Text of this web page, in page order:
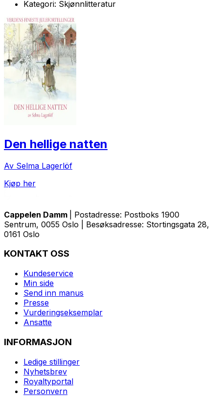
Kategori: Skjønnlitteratur
Den hellige natten
Av Selma Lagerlöf
Kjøp her
Cappelen Damm
| Postadresse: Postboks 1900
Sentrum, 0055 Oslo | Besøksadresse: Stortingsgata 28,
0161 Oslo
KONTAKT OSS
Kundeservice
Min side
Send inn manus
Presse
Vurderingseksemplar
Ansatte
INFORMASJON
Ledige stillinger
Nyhetsbrev
Royaltyportal
Personvern